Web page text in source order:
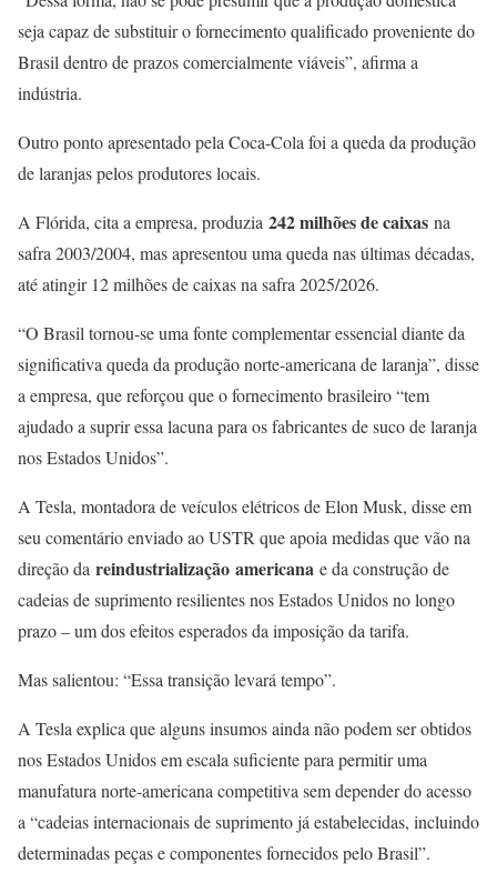
seja capaz de substituir o fornecimento qualificado proveniente do
Brasil dentro de prazos comercialmente viáveis”, afirma a
indústria.
Outro ponto apresentado pela Coca-Cola foi a queda da produção
de laranjas pelos produtores locais.
A Flórida, cita a empresa, produzia 242 milhões de caixas na
safra 2003/2004, mas apresentou uma queda nas últimas décadas,
até atingir 12 milhões de caixas na safra 2025/2026.
“O Brasil tornou-se uma fonte complementar essencial diante da
significativa queda da produção norte-americana de laranja”, disse
a empresa, que reforçou que o fornecimento brasileiro “tem
ajudado a suprir essa lacuna para os fabricantes de suco de laranja
nos Estados Unidos”.
A Tesla, montadora de veículos elétricos de Elon Musk, disse em
seu comentário enviado ao USTR que apoia medidas que vão na
direção da reindustrialização americana e da construção de
cadeias de suprimento resilientes nos Estados Unidos no longo
prazo – um dos efeitos esperados da imposição da tarifa.
Mas salientou: “Essa transição levará tempo”.
A Tesla explica que alguns insumos ainda não podem ser obtidos
nos Estados Unidos em escala suficiente para permitir uma
manufatura norte-americana competitiva sem depender do acesso
a “cadeias internacionais de suprimento já estabelecidas, incluindo
determinadas peças e componentes fornecidos pelo Brasil”.